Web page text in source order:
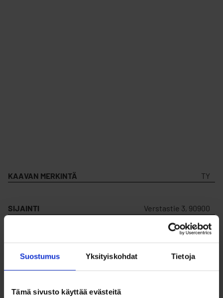
Suostumus Yksityiskohdat Tietoja
Tämä sivusto käyttää evästeitä
KAAVAN MERKINTÄ TY
SIJAINTI Verstastie 3, 90900
MYYDÄÄN Ei
VUOKRATAAN Kyllä